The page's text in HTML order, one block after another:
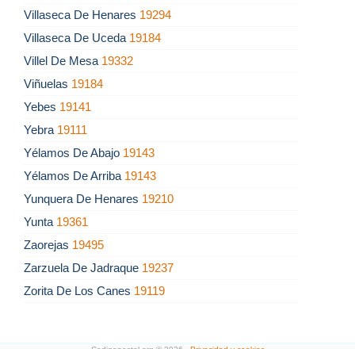
Villaseca De Henares 19294
Villaseca De Uceda 19184
Villel De Mesa 19332
Viñuelas 19184
Yebes 19141
Yebra 19111
Yélamos De Abajo 19143
Yélamos De Arriba 19143
Yunquera De Henares 19210
Yunta 19361
Zaorejas 19495
Zarzuela De Jadraque 19237
Zorita De Los Canes 19119